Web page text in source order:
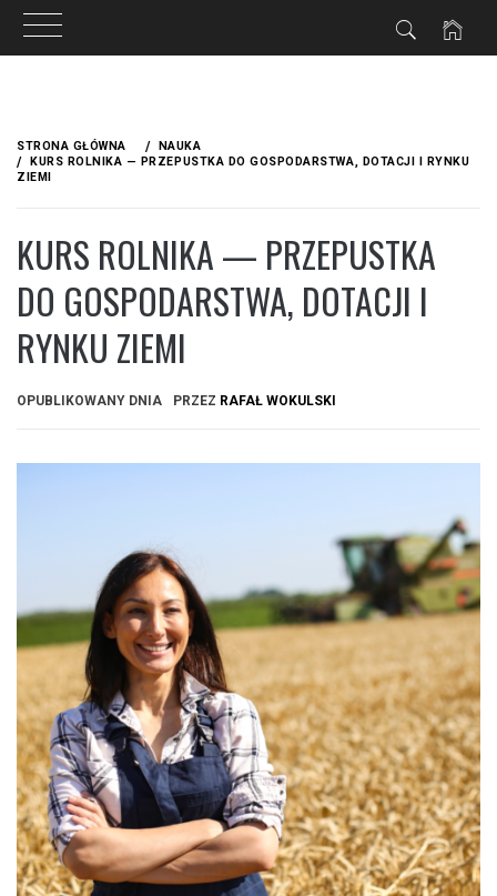
treściSTRONA GŁÓWNA
NAUKA
KURS ROLNIKA — PRZEPUSTKA DO GOSPODARSTWA, DOTACJI I RYNKU
ZIEMI
KURS ROLNIKA — PRZEPUSTKA
DO GOSPODARSTWA, DOTACJI I
RYNKU ZIEMI
OPUBLIKOWANY DNIA PRZEZ RAFAŁ WOKULSKI